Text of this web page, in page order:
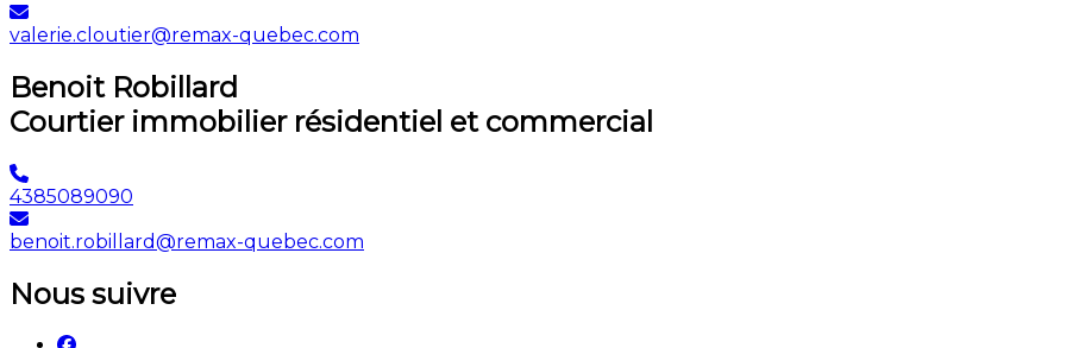
valerie.cloutier@remax-quebec.com
Benoit Robillard
Courtier immobilier résidentiel et commercial
4385089090
benoit.robillard@remax-quebec.com
Nous suivre